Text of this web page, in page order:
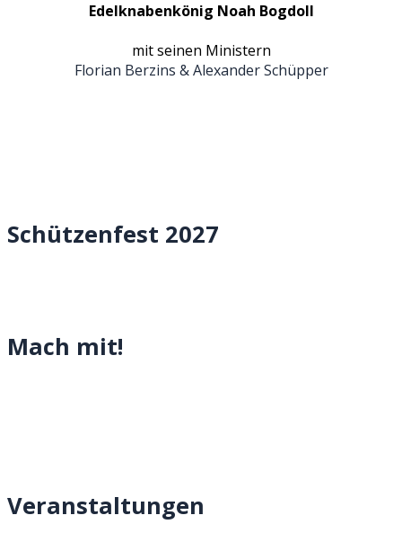
Edelknabenkönig Noah Bogdoll
mit seinen Ministern
Florian Berzins & Alexander Schüpper
Schützenfest 2027
Mach mit!
Veranstaltungen